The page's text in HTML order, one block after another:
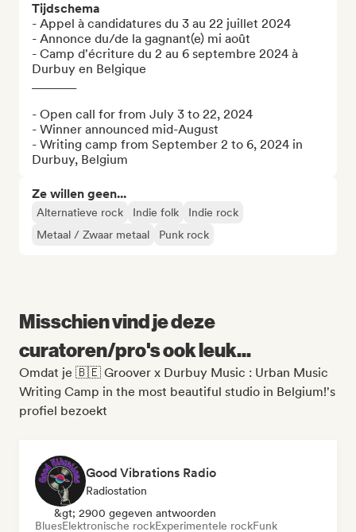
Tijdschema
- Appel à candidatures du 3 au 22 juillet 2024
- Annonce du/de la gagnant(e) mi août
- Camp d'écriture du 2 au 6 septembre 2024 à
Durbuy en Belgique
- Open call for from July 3 to 22, 2024
- Winner announced mid-August
- Writing camp from September 2 to 6, 2024 in
Durbuy, Belgium
Ze willen geen...
Alternatieve rock Indie folk
Indie rock
Metaal / Zwaar metaal
Punk rock
Misschien vind je deze
curatoren/pro's ook leuk...
Omdat je 🇧🇪 Groover x Durbuy Music : Urban Music
Writing Camp in the most beautiful studio in Belgium!'s
profiel bezoekt
Good Vibrations Radio
Radiostation
&gt; 2900 gegeven antwoorden
BluesElektronische rockExperimentele rockFunk